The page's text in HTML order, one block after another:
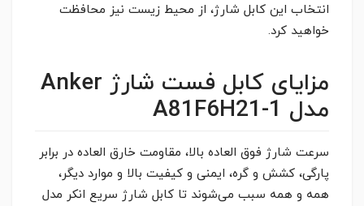
انتخاب این کابل شارژ، از محیط زیست نیز محافظت
خواهید کرد.
مزایای کابل فست شارژ Anker
مدل A81F6H21-1
سرعت شارژ فوق العاده بالا، مقاومت خارق العاده در برابر
پارگی، کشش و گره، ایمنی و کیفیت بالا و موارد دیگر،
همه و همه سبب می‌شوند تا کابل شارژ سریع انکر مدل